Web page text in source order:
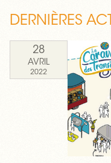
DERNIÈRES
28
AVRIL
2022